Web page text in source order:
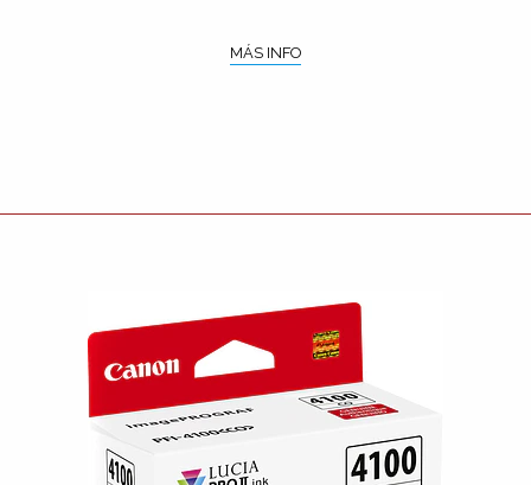
MÁS INFO